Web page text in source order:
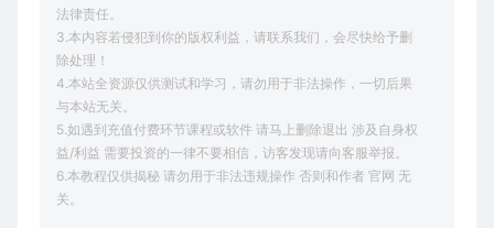
法律责任。
3.本内容若侵犯到你的版权利益，请联系我们，会尽快给予删
除处理！
4.本站全资源仅供测试和学习，请勿用于非法操作，一切后果
与本站无关。
5.如遇到充值付费环节课程或软件 请马上删除退出 涉及自身权
益/利益 需要投资的一律不要相信，访客发现请向客服举报。
6.本教程仅供揭秘 请勿用于非法违规操作 否则和作者 官网 无
关。